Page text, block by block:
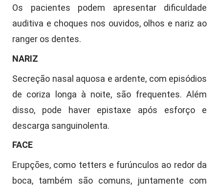
Os pacientes podem apresentar dificuldade
auditiva e choques nos ouvidos, olhos e nariz ao
ranger os dentes.
NARIZ
Secreção nasal aquosa e ardente, com episódios
de coriza longa à noite, são frequentes. Além
disso, pode haver epistaxe após esforço e
descarga sanguinolenta.
FACE
Erupções, como tetters e furúnculos ao redor da
boca, também são comuns, juntamente com